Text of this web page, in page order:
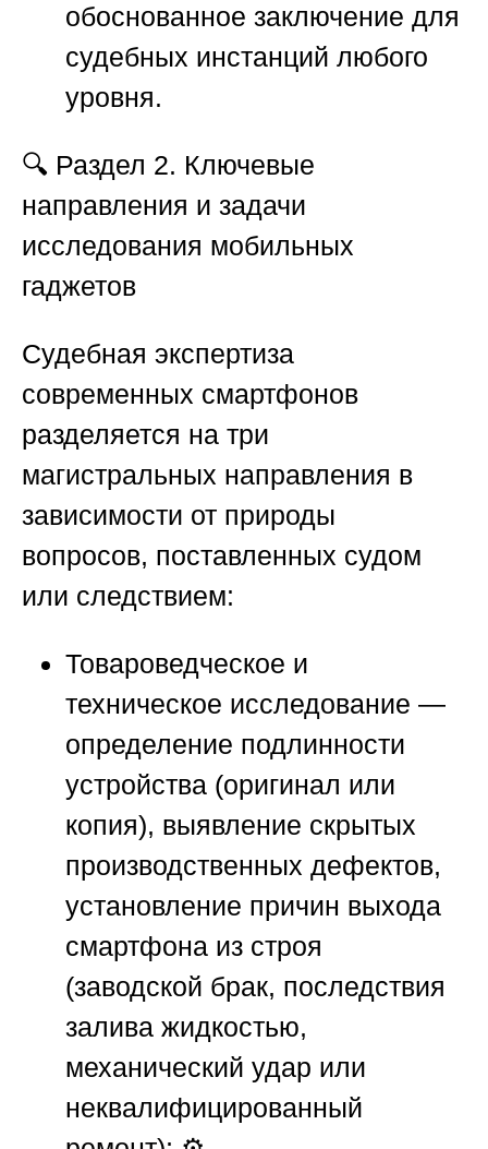
обоснованное заключение для
судебных инстанций любого
уровня.
🔍 Раздел 2. Ключевые
направления и задачи
исследования мобильных
гаджетов
Судебная экспертиза
современных смартфонов
разделяется на три
магистральных направления в
зависимости от природы
вопросов, поставленных судом
или следствием:
Товароведческое и
техническое исследование —
определение подлинности
устройства (оригинал или
копия), выявление скрытых
производственных дефектов,
установление причин выхода
смартфона из строя
(заводской брак, последствия
залива жидкостью,
механический удар или
неквалифицированный